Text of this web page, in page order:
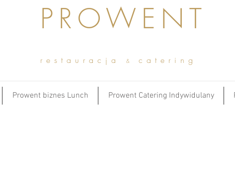
PROWENT
restauracja & catering
Prowent biznes Lunch Prowent Catering Indywidulany